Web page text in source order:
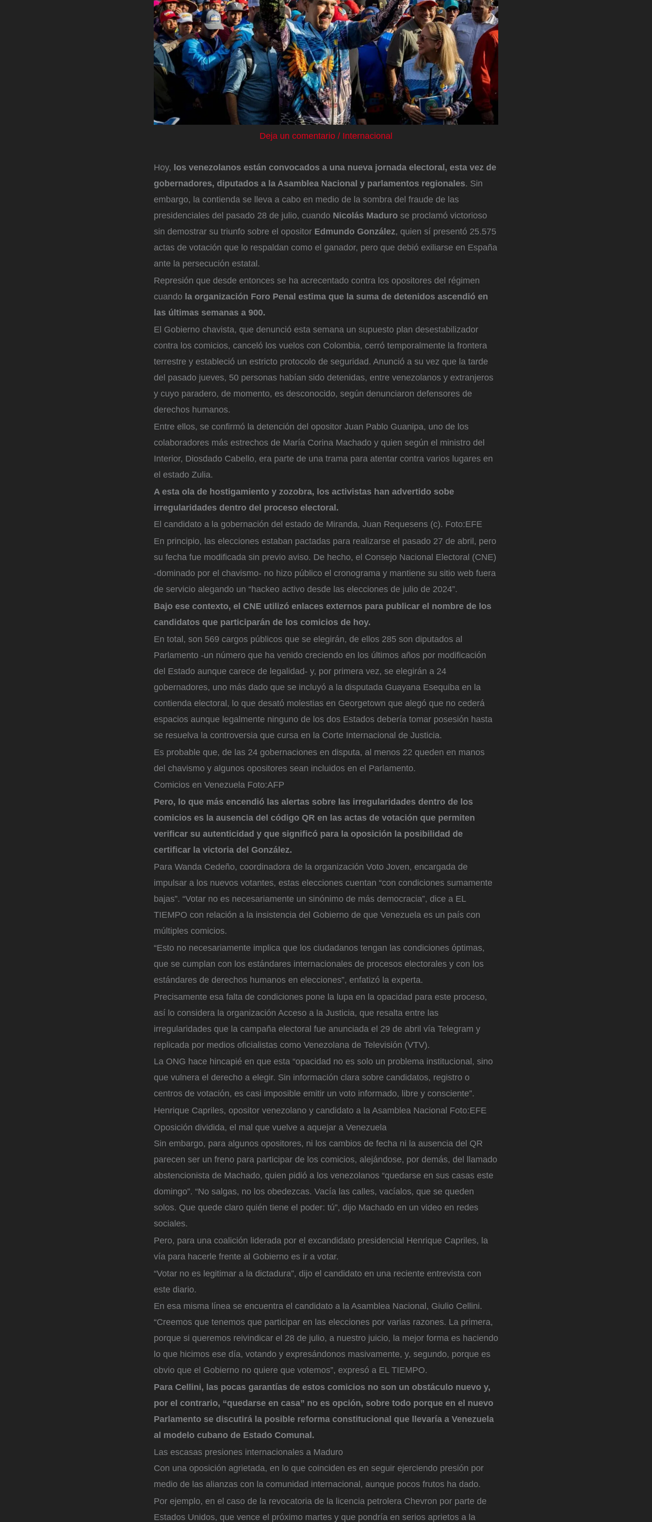
Deja un comentario / Internacional
Hoy, los venezolanos están convocados a una nueva jornada electoral, esta vez de
gobernadores, diputados a la Asamblea Nacional y parlamentos regionales. Sin
embargo, la contienda se lleva a cabo en medio de la sombra del fraude de las
presidenciales del pasado 28 de julio, cuando Nicolás Maduro se proclamó victorioso
sin demostrar su triunfo sobre el opositor Edmundo González, quien sí presentó 25.575
actas de votación que lo respaldan como el ganador, pero que debió exiliarse en España
ante la persecución estatal.
Represión que desde entonces se ha acrecentado contra los opositores del régimen
cuando la organización Foro Penal estima que la suma de detenidos ascendió en
las últimas semanas a 900.
El Gobierno chavista, que denunció esta semana un supuesto plan desestabilizador
contra los comicios, canceló los vuelos con Colombia, cerró temporalmente la frontera
terrestre y estableció un estricto protocolo de seguridad. Anunció a su vez que la tarde
del pasado jueves, 50 personas habían sido detenidas, entre venezolanos y extranjeros
y cuyo paradero, de momento, es desconocido, según denunciaron defensores de
derechos humanos.
Entre ellos, se confirmó la detención del opositor Juan Pablo Guanipa, uno de los
colaboradores más estrechos de María Corina Machado y quien según el ministro del
Interior, Diosdado Cabello, era parte de una trama para atentar contra varios lugares en
el estado Zulia.
A esta ola de hostigamiento y zozobra, los activistas han advertido sobe
irregularidades dentro del proceso electoral.
El candidato a la gobernación del estado de Miranda, Juan Requesens (c). Foto:EFE
En principio, las elecciones estaban pactadas para realizarse el pasado 27 de abril, pero
su fecha fue modificada sin previo aviso. De hecho, el Consejo Nacional Electoral (CNE)
-dominado por el chavismo- no hizo público el cronograma y mantiene su sitio web fuera
de servicio alegando un “hackeo activo desde las elecciones de julio de 2024”.
Bajo ese contexto, el CNE utilizó enlaces externos para publicar el nombre de los
candidatos que participarán de los comicios de hoy.
En total, son 569 cargos públicos que se elegirán, de ellos 285 son diputados al
Parlamento -un número que ha venido creciendo en los últimos años por modificación
del Estado aunque carece de legalidad- y, por primera vez, se elegirán a 24
gobernadores, uno más dado que se incluyó a la disputada Guayana Esequiba en la
contienda electoral, lo que desató molestias en Georgetown que alegó que no cederá
espacios aunque legalmente ninguno de los dos Estados debería tomar posesión hasta
se resuelva la controversia que cursa en la Corte Internacional de Justicia.
Es probable que, de las 24 gobernaciones en disputa, al menos 22 queden en manos
del chavismo y algunos opositores sean incluidos en el Parlamento.
Comicios en Venezuela Foto:AFP
Pero, lo que más encendió las alertas sobre las irregularidades dentro de los
comicios es la ausencia del código QR en las actas de votación que permiten
verificar su autenticidad y que significó para la oposición la posibilidad de
certificar la victoria del González.
Para Wanda Cedeño, coordinadora de la organización Voto Joven, encargada de
impulsar a los nuevos votantes, estas elecciones cuentan “con condiciones sumamente
bajas”. “Votar no es necesariamente un sinónimo de más democracia”, dice a EL
TIEMPO con relación a la insistencia del Gobierno de que Venezuela es un país con
múltiples comicios.
“Esto no necesariamente implica que los ciudadanos tengan las condiciones óptimas,
que se cumplan con los estándares internacionales de procesos electorales y con los
estándares de derechos humanos en elecciones”, enfatizó la experta.
Precisamente esa falta de condiciones pone la lupa en la opacidad para este proceso,
así lo considera la organización Acceso a la Justicia, que resalta entre las
irregularidades que la campaña electoral fue anunciada el 29 de abril vía Telegram y
replicada por medios oficialistas como Venezolana de Televisión (VTV).
La ONG hace hincapié en que esta “opacidad no es solo un problema institucional, sino
que vulnera el derecho a elegir. Sin información clara sobre candidatos, registro o
centros de votación, es casi imposible emitir un voto informado, libre y consciente”.
Henrique Capriles, opositor venezolano y candidato a la Asamblea Nacional Foto:EFE
Oposición dividida, el mal que vuelve a aquejar a Venezuela
Sin embargo, para algunos opositores, ni los cambios de fecha ni la ausencia del QR
parecen ser un freno para participar de los comicios, alejándose, por demás, del llamado
abstencionista de Machado, quien pidió a los venezolanos “quedarse en sus casas este
domingo”. “No salgas, no los obedezcas. Vacía las calles, vacíalos, que se queden
solos. Que quede claro quién tiene el poder: tú”, dijo Machado en un video en redes
sociales.
Pero, para una coalición liderada por el excandidato presidencial Henrique Capriles, la
vía para hacerle frente al Gobierno es ir a votar.
“Votar no es legitimar a la dictadura”, dijo el candidato en una reciente entrevista con
este diario.
En esa misma línea se encuentra el candidato a la Asamblea Nacional, Giulio Cellini.
“Creemos que tenemos que participar en las elecciones por varias razones. La primera,
porque si queremos reivindicar el 28 de julio, a nuestro juicio, la mejor forma es haciendo
lo que hicimos ese día, votando y expresándonos masivamente, y, segundo, porque es
obvio que el Gobierno no quiere que votemos”, expresó a EL TIEMPO.
Para Cellini, las pocas garantías de estos comicios no son un obstáculo nuevo y,
por el contrario, “quedarse en casa” no es opción, sobre todo porque en el nuevo
Parlamento se discutirá la posible reforma constitucional que llevaría a Venezuela
al modelo cubano de Estado Comunal.
Las escasas presiones internacionales a Maduro
Con una oposición agrietada, en lo que coinciden es en seguir ejerciendo presión por
medio de las alianzas con la comunidad internacional, aunque pocos frutos ha dado.
Por ejemplo, en el caso de la revocatoria de la licencia petrolera Chevron por parte de
Estados Unidos, que vence el próximo martes y que pondría en serios aprietos a la